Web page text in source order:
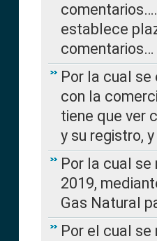
establece
comentarios…
Por la cual
con la
tiene que ver
y su registro,
Por la cual
2019,
Gas Natural
Por el cual